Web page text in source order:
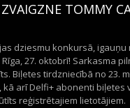
TOMMY
dziesmu konkursā,
27. oktobrī! Sarkasma
tirdzniecībā no 23.
arī Delfi+ abonenti
reģistrētajiem lietotājiem.